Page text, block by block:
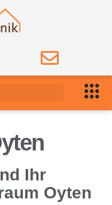
Ihr
Oyten